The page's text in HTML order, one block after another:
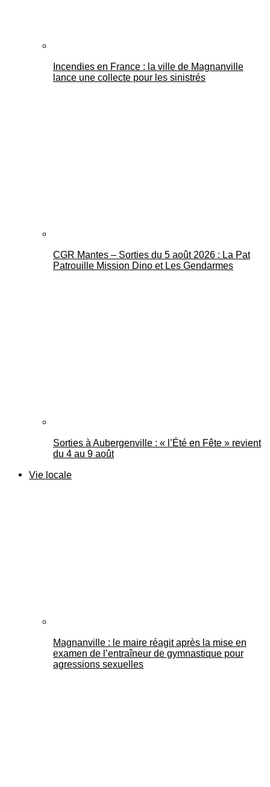
Incendies en France : la ville de Magnanville
lance une collecte pour les sinistrés
CGR Mantes – Sorties du 5 août 2026 : La Pat
Patrouille Mission Dino et Les Gendarmes
Sorties à Aubergenville : « l’Été en Fête » revient
du 4 au 9 août
Vie locale
Magnanville : le maire réagit après la mise en
examen de l’entraîneur de gymnastique pour
agressions sexuelles